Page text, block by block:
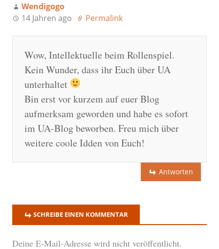
Wendigogo
14 Jahren ago
Permalink
Wow, Intellektuelle beim Rollenspiel.
Kein Wunder, dass ihr Euch über UA
unterhaltet
Bin erst vor kurzem auf euer Blog
aufmerksam geworden und habe es sofort
im UA-Blog beworben. Freu mich über
weitere coole Idden von Euch!
Antworten
SCHREIBE EINEN KOMMENTAR
Deine E-Mail-Adresse wird nicht veröffentlicht.